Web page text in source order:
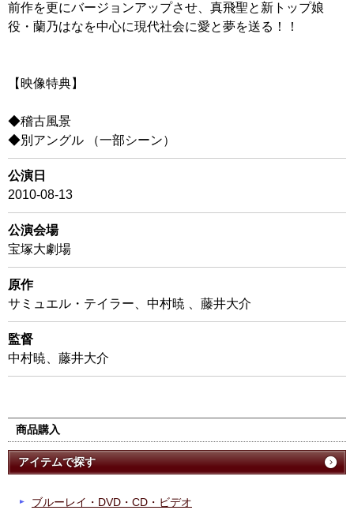
前作を更にバージョンアップさせ、真飛聖と新トップ娘
役・蘭乃はなを中心に現代社会に愛と夢を送る！！
【映像特典】
◆稽古風景
◆別アングル （一部シーン）
公演日
2010-08-13
公演会場
宝塚大劇場
原作
サミュエル・テイラー、中村暁 、藤井大介
監督
中村暁、藤井大介
商品購入
アイテムで探す
ブルーレイ・DVD・CD・ビデオ